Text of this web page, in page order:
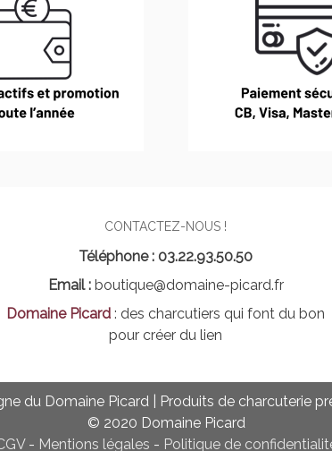
CONTACTEZ-NOUS !
Téléphone : 03.22.93.50.50
Email :boutique@domaine-picard.fr
Domaine Picard : des charcutiers qui font du bon
pour créer du lien
du Domaine Picard | Produits de charcuterie
© 2020 Domaine Picard
- Mentions légales - Politique de